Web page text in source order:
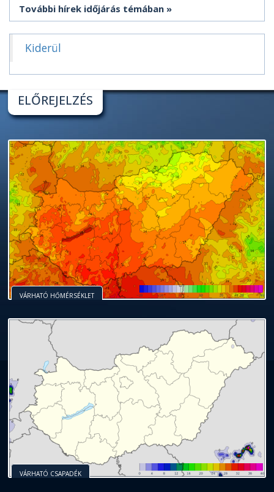
További hírek időjárás témában
Kiderül
ELŐREJELZÉS
VÁRHATÓ HŐMÉRSÉKLET
VÁRHATÓ CSAPADÉK